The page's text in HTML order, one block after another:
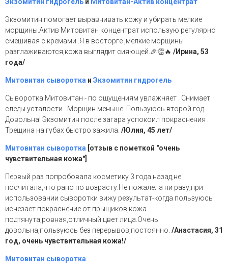
Экзомитин помогает выравнивать кожу и убирать мелкие
морщины.Актив Митовитан концентрат использую регулярно
смешивая с кремами .Я в восторге ,мелкие морщины
разглаживаются,кожа выглядит сияющей.🎉👏🔥 /Ирина, 53
года/
Митовитан сыворотка и Экзомитин гидрогель
Сыворотка Митовитан - по ощущениям увлажняет . Снимает
следы усталости . Морщин меньше. Пользуюсь второй год .
Довольна! Экзомитин после загара успокоил покраснения .
Трещина на губах быстро зажила. /Юлия, 45 лет/
Митовитан сыворотка [отзыв с пометкой "очень
чувствительная кожа"]
Первый раз попробовала косметику 3 года назад,не
посчитала,что рано по возрасту.Не пожалела ни разу,при
использовании сыворотки вижу результат-когда пользуюсь
исчезает покраснение от прыщиков,кожа
подтянута,ровная,отличный цвет лица.Очень
довольна,пользуюсь без перерывов,постоянно. /Анастасия, 31
год, очень чувствительная кожа!/
Митовитан сыворотка